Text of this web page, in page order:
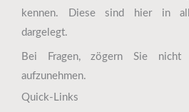
kennen. Diese sind hier in
dargelegt.
Bei Fragen, zögern Sie
aufzunehmen.
Quick-Links